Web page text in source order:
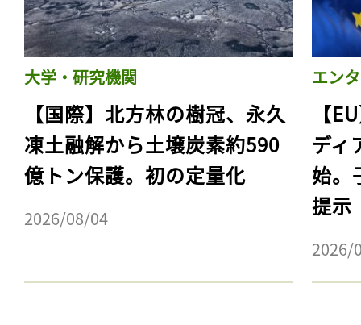
大学・研究機関
【国際】北方林の樹冠、永久
凍土融解から土壌炭素約590
億トン保護。初の定量化
2026/08/04
エン
【
ディ
始。
提示
2026/
ログイン
会員登録